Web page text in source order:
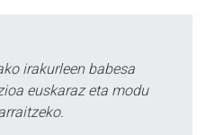
irakurleen babesa
euskaraz eta modu